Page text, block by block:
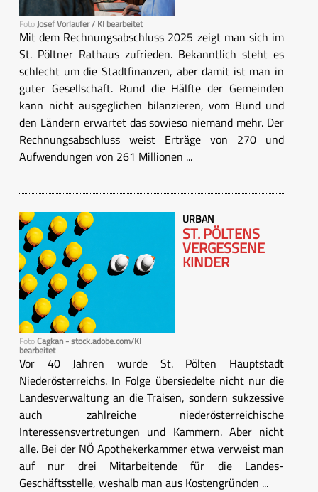
FotoJosef Vorlaufer / KI bearbeitet
Mit dem Rechnungsabschluss 2025 zeigt man sich im
St. Pöltner Rathaus zufrieden. Bekanntlich steht es
schlecht um die Stadtfinanzen, aber damit ist man in
guter Gesellschaft. Rund die Hälfte der Gemeinden
kann nicht ausgeglichen bilanzieren, vom Bund und
den Ländern erwartet das sowieso niemand mehr. Der
Rechnungsabschluss weist Erträge von 270 und
Aufwendungen von 261 Millionen ...
FotoCagkan - stock.adobe.com/KI
bearbeitet
URBAN
ST. PÖLTENS
VERGESSENE
KINDER
Vor 40 Jahren wurde St. Pölten Hauptstadt
Niederösterreichs. In Folge übersiedelte nicht nur die
Landesverwaltung an die Traisen, sondern sukzessive
auch zahlreiche niederösterreichische
Interessensvertretungen und Kammern. Aber nicht
alle. Bei der NÖ Apothekerkammer etwa verweist man
auf nur drei Mitarbeitende für die Landes-
Geschäftsstelle, weshalb man aus Kostengründen ...